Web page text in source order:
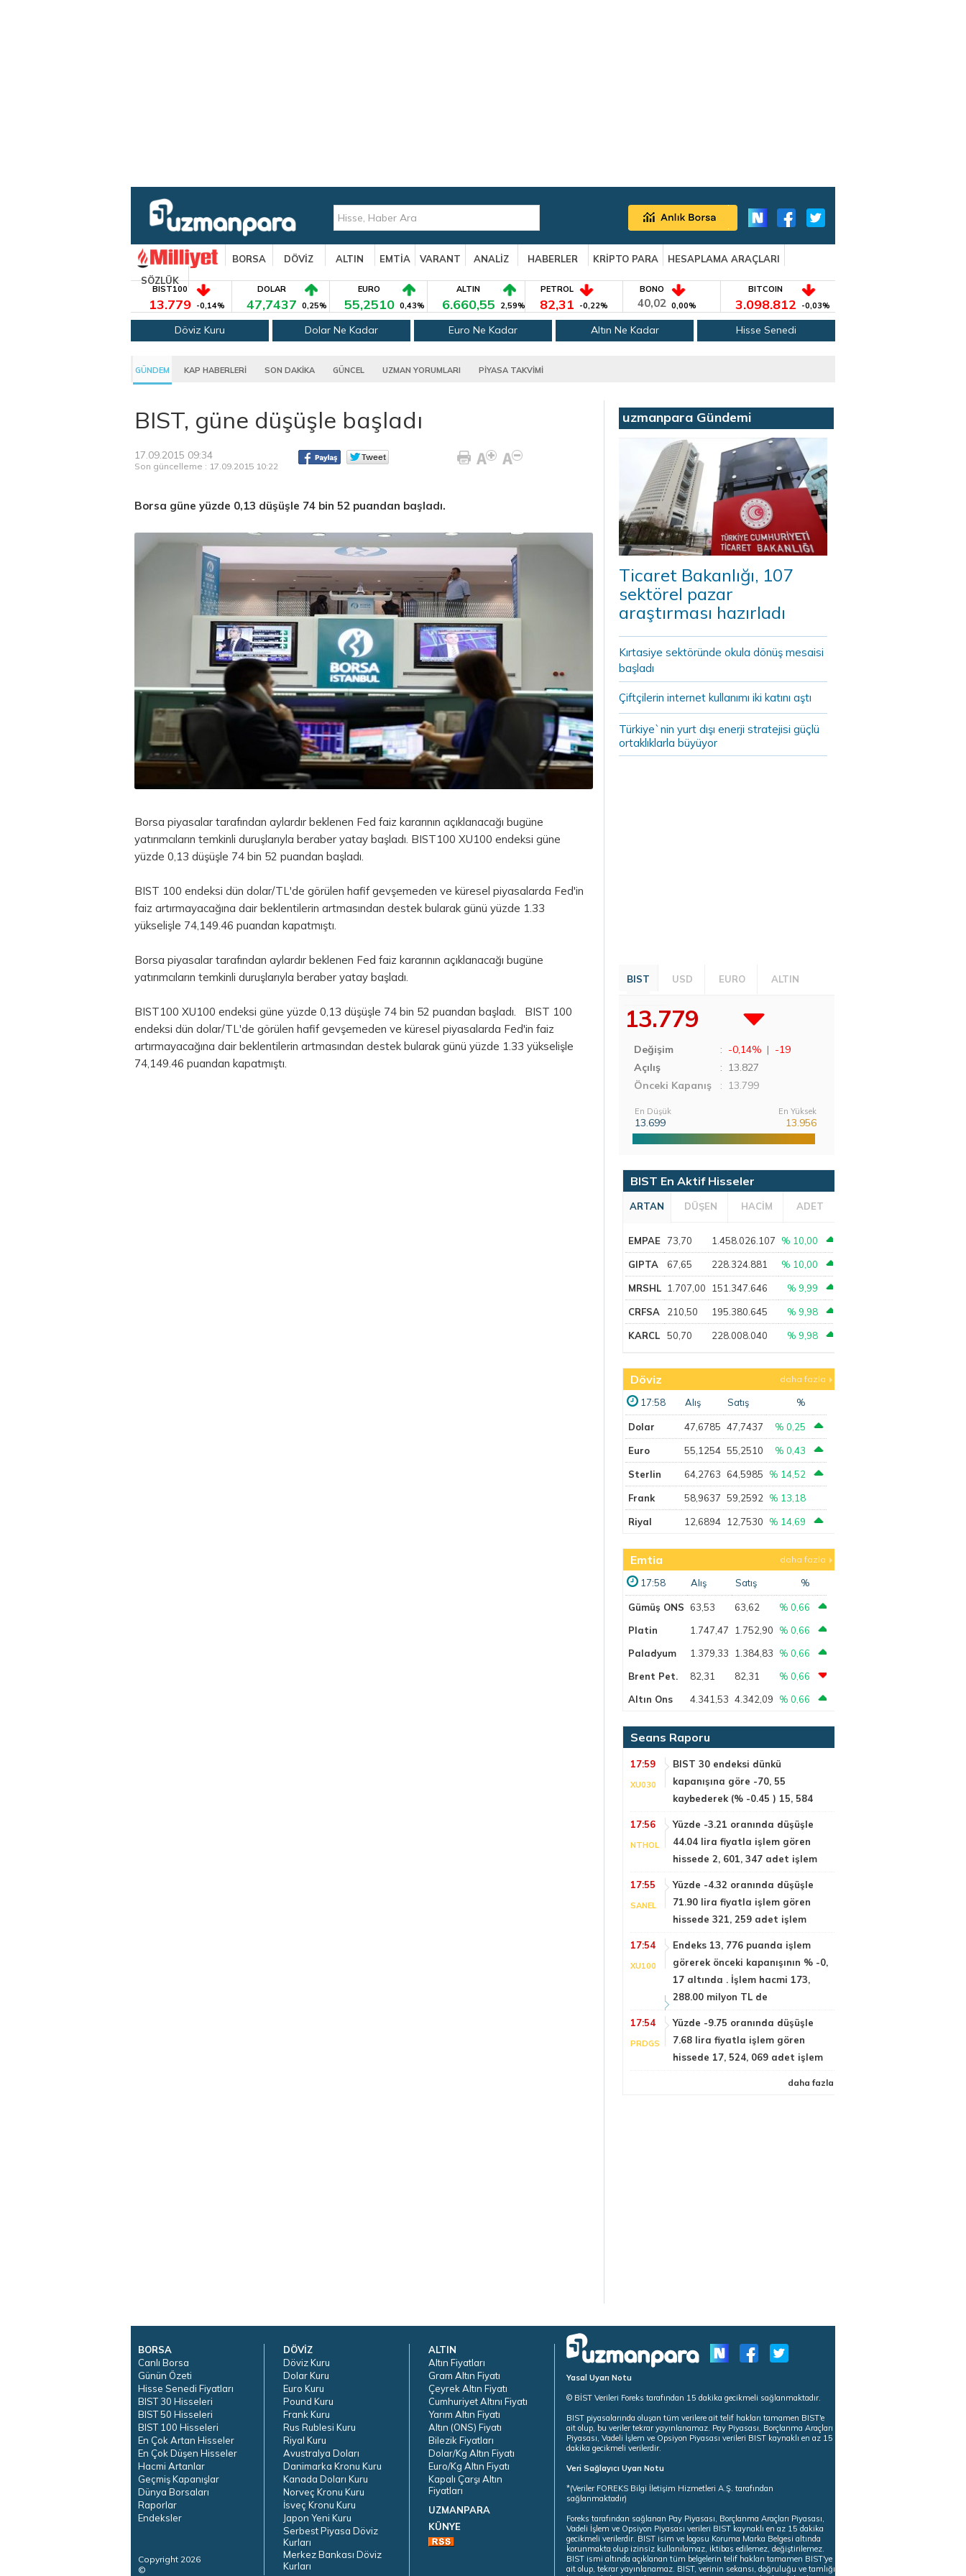
BORSA DÖVİZ ALTIN EMTİA VARANT ANALİZ HABERLER KRİPTO PARA
HESAPLAMA ARAÇLARI
SÖZLÜK
BIST100
13.779 -0,14%
DOLAR
47,7437 0,25%
EURO
55,2510 0,43%
ALTIN
6.660,55 2,59%
PETROL
82,31 -0,22%
BONO
40,02 0,00%
BITCOIN
3.098.812 -0,03%
Döviz Kuru Dolar Ne Kadar Euro Ne Kadar Altın Ne Kadar Hisse Senedi
GÜNDEM KAP HABERLERİ SON DAKİKA GÜNCEL UZMAN YORUMLARI PİYASA TAKVİMİ
BIST, güne düşüşle başladı
17.09.2015 09:34
Son güncelleme : 17.09.2015 10:22
Borsa güne yüzde 0,13 düşüşle 74 bin 52 puandan başladı.
Borsa piyasalar tarafından aylardır beklenen Fed faiz kararının açıklanacağı bugüne
yatırımcıların temkinli duruşlarıyla beraber yatay başladı. BIST100 XU100 endeksi güne
yüzde 0,13 düşüşle 74 bin 52 puandan başladı.
BIST 100 endeksi dün dolar/TL'de görülen hafif gevşemeden ve küresel piyasalarda Fed'in
faiz artırmayacağına dair beklentilerin artmasından destek bularak günü yüzde 1.33
yükselişle 74,149.46 puandan kapatmıştı.
Borsa piyasalar tarafından aylardır beklenen Fed faiz kararının açıklanacağı bugüne
yatırımcıların temkinli duruşlarıyla beraber yatay başladı.
BIST100 XU100 endeksi güne yüzde 0,13 düşüşle 74 bin 52 puandan başladı. BIST 100
endeksi dün dolar/TL'de görülen hafif gevşemeden ve küresel piyasalarda Fed'in faiz
artırmayacağına dair beklentilerin artmasından destek bularak günü yüzde 1.33 yükselişle
74,149.46 puandan kapatmıştı.
uzmanpara Gündemi
Ticaret Bakanlığı, 107
sektörel pazar
araştırması hazırladı
Kırtasiye sektöründe okula dönüş mesaisi
başladı
Çiftçilerin internet kullanımı iki katını aştı
Türkiye`nin yurt dışı enerji stratejisi güçlü
ortaklıklarla büyüyor
BIST USD EURO ALTIN
13.779
Değişim : -0,14% | -19
Açılış
: 13.827
Önceki Kapanış
: 13.799
En Düşük
13.699
En Yüksek
13.956
BIST En Aktif Hisseler
ARTAN DÜŞEN HACİM ADET
EMPAE 73,70 1.458.026.107 % 10,00
GIPTA 67,65 228.324.881 % 10,00
MRSHL 1.707,00 151.347.646 % 9,99
CRFSA 210,50 195.380.645 % 9,98
KARCL 50,70 228.008.040 % 9,98
Döviz daha fazla
17:58 Alış Satış %
Dolar 47,6785 47,7437 % 0,25
Euro 55,1254 55,2510 % 0,43
Sterlin 64,2763 64,5985 % 14,52
Frank 58,9637 59,2592 % 13,18
Riyal 12,6894 12,7530 % 14,69
Emtia daha fazla
17:58 Alış Satış %
Gümüş ONS 63,53 63,62
% 0,66
Platin
1.747,47 1.752,90
% 0,66
Paladyum
1.379,33 1.384,83
% 0,66
Brent Pet.
82,31 82,31
% 0,66
Altın Ons
4.341,53 4.342,09 % 0,66
Seans Raporu
17:59
XU030
BIST 30 endeksi dünkü
kapanışına göre -70, 55
kaybederek (% -0.45 ) 15, 584
17:56
NTHOL
Yüzde -3.21 oranında düşüşle
44.04 lira fiyatla işlem gören
hissede 2, 601, 347 adet işlem
17:55
SANEL
Yüzde -4.32 oranında düşüşle
71.90 lira fiyatla işlem gören
hissede 321, 259 adet işlem
17:54
XU100
Endeks 13, 776 puanda işlem
görerek önceki kapanışının % -0,
17 altında . İşlem hacmi 173,
288.00 milyon TL de
17:54
PRDGS
Yüzde -9.75 oranında düşüşle
7.68 lira fiyatla işlem gören
hissede 17, 524, 069 adet işlem
daha fazla
BORSA
Canlı Borsa
Günün Özeti
Hisse Senedi Fiyatları
BIST 30 Hisseleri
BIST 50 Hisseleri
BIST 100 Hisseleri
En Çok Artan Hisseler
En Çok Düşen Hisseler
Hacmi Artanlar
Geçmiş Kapanışlar
Dünya Borsaları
Raporlar
Endeksler
Copyright 2026
©
DÖVİZ
Döviz Kuru
Dolar Kuru
Euro Kuru
Pound Kuru
Frank Kuru
Rus Rublesi Kuru
Riyal Kuru
Avustralya Doları
Danimarka Kronu Kuru
Kanada Doları Kuru
Norveç Kronu Kuru
İsveç Kronu Kuru
Japon Yeni Kuru
Serbest Piyasa Döviz
Kurları
Merkez Bankası Döviz
Kurları
ALTIN
Altın Fiyatları
Gram Altın Fiyatı
Çeyrek Altın Fiyatı
Cumhuriyet Altını Fiyatı
Yarım Altın Fiyatı
Altın (ONS) Fiyatı
Bilezik Fiyatları
Dolar/Kg Altın Fiyatı
Euro/Kg Altın Fiyatı
Kapalı Çarşı Altın
Fiyatları
UZMANPARA
KÜNYE
Yasal Uyarı Notu
© BİST Verileri Foreks tarafından 15 dakika gecikmeli sağlanmaktadır.
BIST piyasalarında oluşan tüm verilere ait telif hakları tamamen BIST'e
ait olup, bu veriler tekrar yayınlanamaz. Pay Piyasası, Borçlanma Araçları
Piyasası, Vadeli İşlem ve Opsiyon Piyasası verileri BIST kaynaklı en az 15
dakika gecikmeli verilerdir.
Veri Sağlayıcı Uyarı Notu
*(Veriler FOREKS Bilgi İletişim Hizmetleri A.Ş. tarafından
sağlanmaktadır)
Foreks tarafından sağlanan Pay Piyasası, Borçlanma Araçları Piyasası,
Vadeli İşlem ve Opsiyon Piyasası verileri BIST kaynaklı en az 15 dakika
gecikmeli verilerdir. BIST isim ve logosu Koruma Marka Belgesi altında
korunmakta olup izinsiz kullanılamaz, iktibas edilemez, değiştirilemez.
BIST ismi altında açıklanan tüm belgelerin telif hakları tamamen BIST'ye
ait olup, tekrar yayınlanamaz. BIST, verinin sekansı, doğruluğu ve tamlığı